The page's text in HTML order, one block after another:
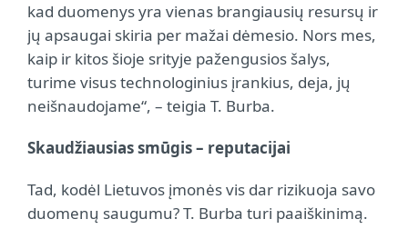
kad duomenys yra vienas brangiausių resursų ir
jų apsaugai skiria per mažai dėmesio. Nors mes,
kaip ir kitos šioje srityje pažengusios šalys,
turime visus technologinius įrankius, deja, jų
neišnaudojame“, – teigia T. Burba.
Skaudžiausias smūgis – reputacijai
Tad, kodėl Lietuvos įmonės vis dar rizikuoja savo
duomenų saugumu? T. Burba turi paaiškinimą.